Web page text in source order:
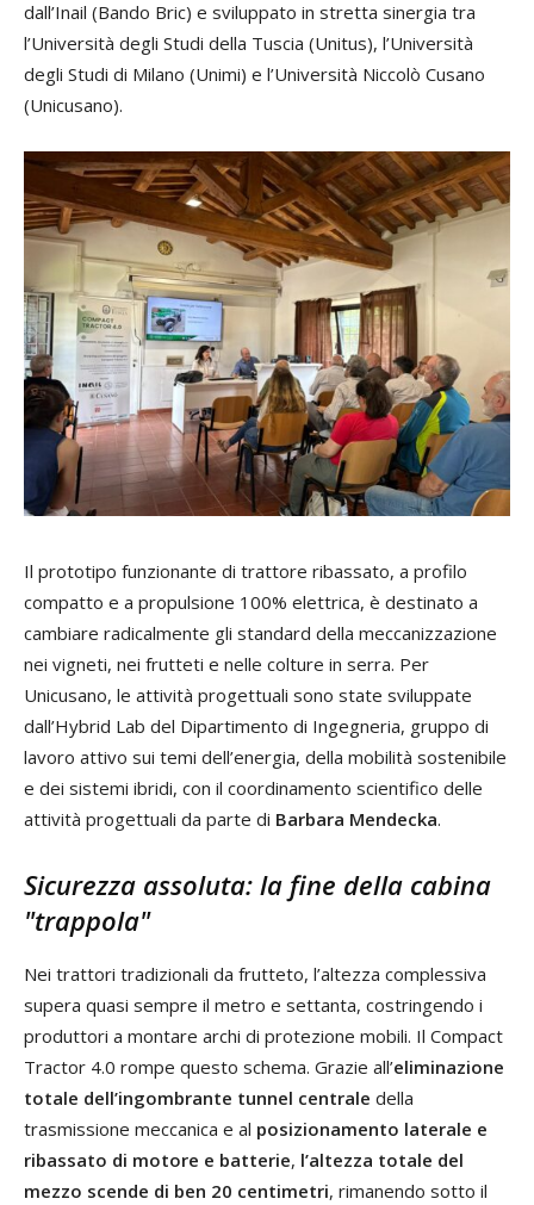
dall’Inail (Bando Bric) e sviluppato in stretta sinergia tra
l’Università degli Studi della Tuscia (Unitus), l’Università
degli Studi di Milano (Unimi) e l’Università Niccolò Cusano
(Unicusano).
Il prototipo funzionante di trattore ribassato, a profilo
compatto e a propulsione 100% elettrica, è destinato a
cambiare radicalmente gli standard della meccanizzazione
nei vigneti, nei frutteti e nelle colture in serra. Per
Unicusano, le attività progettuali sono state sviluppate
dall’Hybrid Lab del Dipartimento di Ingegneria, gruppo di
lavoro attivo sui temi dell’energia, della mobilità sostenibile
e dei sistemi ibridi, con il coordinamento scientifico delle
attività progettuali da parte di Barbara Mendecka.
Sicurezza assoluta: la fine della cabina
"trappola"
Nei trattori tradizionali da frutteto, l’altezza complessiva
supera quasi sempre il metro e settanta, costringendo i
produttori a montare archi di protezione mobili. Il Compact
Tractor 4.0 rompe questo schema. Grazie all’eliminazione
totale dell’ingombrante tunnel centrale della
trasmissione meccanica e al posizionamento laterale e
ribassato di motore e batterie, l’altezza totale del
mezzo scende di ben 20 centimetri, rimanendo sotto il